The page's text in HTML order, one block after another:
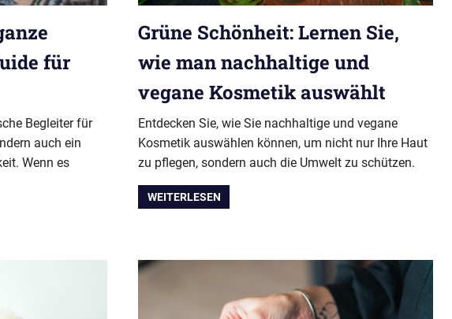
für
Begleiter für
auch ein
Wenn es
Grüne Schönheit: Lernen Sie,
wie man nachhaltige und
vegane Kosmetik auswählt
Entdecken Sie, wie Sie nachhaltige und vegane
Kosmetik auswählen können, um nicht nur Ihre Haut
zu pflegen, sondern auch die Umwelt zu schützen.
WEITERLESEN